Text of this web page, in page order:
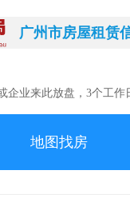
广州市房屋租赁
企业来此放盘，3个工作
地图找房